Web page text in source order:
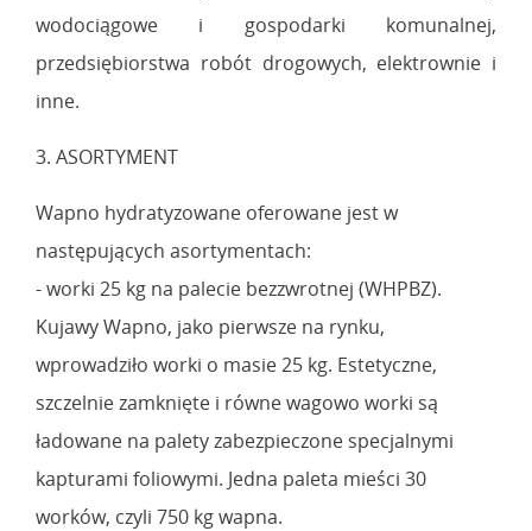
wodociągowe i gospodarki komunalnej,
przedsiębiorstwa robót drogowych, elektrownie i
inne.
3. ASORTYMENT
Wapno hydratyzowane oferowane jest w
następujących asortymentach:
- worki 25 kg na palecie bezzwrotnej (WHPBZ).
Kujawy Wapno, jako pierwsze na rynku,
wprowadziło worki o masie 25 kg. Estetyczne,
szczelnie zamknięte i równe wagowo worki są
ładowane na palety zabezpieczone specjalnymi
kapturami foliowymi. Jedna paleta mieści 30
worków, czyli 750 kg wapna.